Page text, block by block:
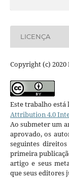
LICENÇA
Copyright (c)
Este trabalho está
Attribution 4.0
Ao submeter um
aprovado, os
seguintes
primeira
artigo e seus
que seus editores